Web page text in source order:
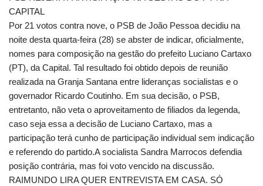
CAPITAL
Por 21 votos contra nove, o PSB de João Pessoa decidiu na
noite desta quarta-feira (28) se abster de indicar, oficialmente,
nomes para composição na gestão do prefeito Luciano Cartaxo
(PT), da Capital. Tal resultado foi obtido depois de reunião
realizada na Granja Santana entre lideranças socialistas e o
governador Ricardo Coutinho. Em sua decisão, o PSB,
entretanto, não veta o aproveitamento de filiados da legenda,
caso seja essa a decisão de Luciano Cartaxo, mas a
participação terá cunho de participação individual sem indicação
e referendo do partido.A socialista Sandra Marrocos defendia
posição contrária, mas foi voto vencido na discussão.
RAIMUNDO LIRA QUER ENTREVISTA EM CASA. SÓ